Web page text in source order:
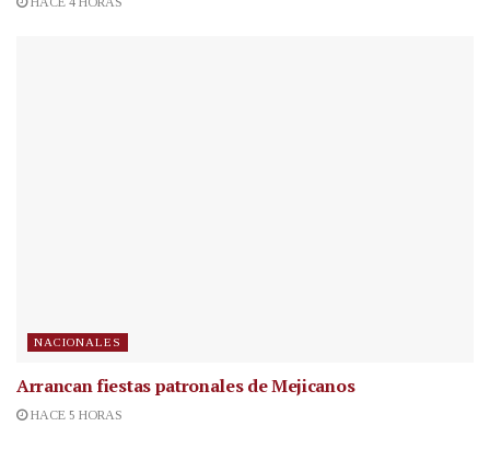
NACIONALES
Arrancan fiestas patronales de Mejicanos
HACE 5 HORAS